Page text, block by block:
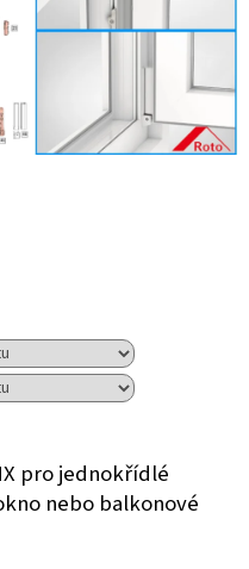
pro jednokřídlé
nebo balkonové